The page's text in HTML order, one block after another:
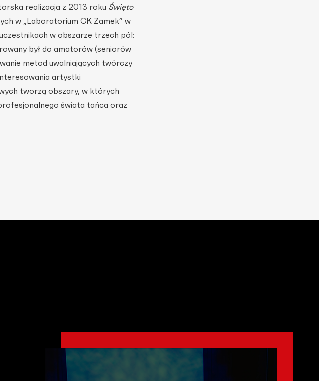
realizacja z 2013 roku Święto
w „Laboratorium CK Zamek” w
w obszarze trzech pól:
był do amatorów (seniorów
metod uwalniających twórczy
artystki
tworzą obszary, w których
świata tańca oraz